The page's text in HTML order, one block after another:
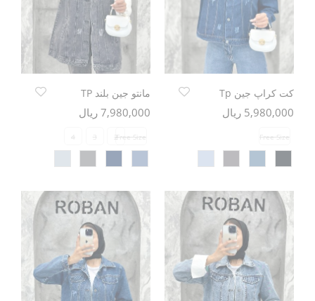
کت کراپ جین Tp
5,980,000 ریال
Free Size
مانتو جین بلند TP
7,980,000 ریال
Free Size
2
3
4